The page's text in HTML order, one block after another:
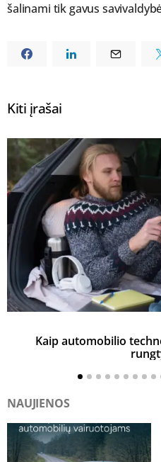
šalinami tik gavus
Kiti įrašai
Kaip automobilio
NAUJIENOS